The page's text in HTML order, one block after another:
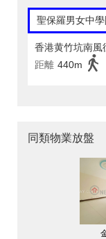
聖保羅男女中
香港黄竹坑南風
距離 440m
同類物業放盤